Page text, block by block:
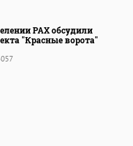
РАХ обсудили
"Красные ворота"